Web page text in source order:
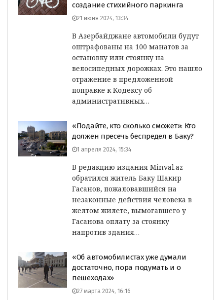
создание стихийного паркинга
21 июня 2024, 13:34
В Азербайджане автомобили будут
оштрафованы на 100 манатов за
остановку или стоянку на
велосипедных дорожках. Это нашло
отражение в предложенной
поправке к Кодексу об
административных…
«Подайте, кто сколько сможет»: Кто
должен пресечь беспредел в Баку?
1 апреля 2024, 15:34
В редакцию издания Minval.az
обратился житель Баку Шакир
Гасанов, пожаловавшийся на
незаконные действия человека в
желтом жилете, вымогавшего у
Гасанова оплату за стоянку
напротив здания…
«Об автомобилистах уже думали
достаточно, пора подумать и о
пешеходах»
27 марта 2024, 16:16